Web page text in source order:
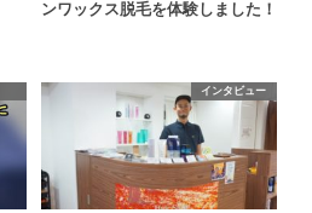
ンワックス脱毛を体験しました！
インタビュー